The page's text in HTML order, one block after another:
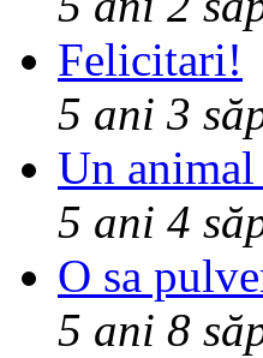
Felicitari!
5 ani 3
Un animal
5 ani 4
O sa
5 ani 8